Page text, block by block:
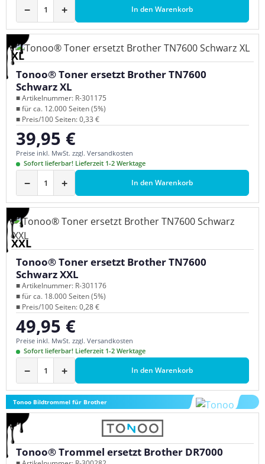
− + In den Warenkorb
XL
Tonoo® Toner ersetzt Brother TN7600
Schwarz XL
■ Artikelnummer: R-301175
■ für ca. 12.000 Seiten (5%)
■ Preis/100 Seiten: 0,33 €
Regulärer Preis:
39,95 €
Preise inkl. MwSt. zzgl. Versandkosten
Sofort lieferbar! Lieferzeit 1-2 Werktage
− + In den Warenkorb
XXL
Tonoo® Toner ersetzt Brother TN7600
Schwarz XXL
■ Artikelnummer: R-301176
■ für ca. 18.000 Seiten (5%)
■ Preis/100 Seiten: 0,28 €
Regulärer Preis:
49,95 €
Preise inkl. MwSt. zzgl. Versandkosten
Sofort lieferbar! Lieferzeit 1-2 Werktage
− + In den Warenkorb
Tonoo Bildtrommel für Brother
Tonoo® Trommel ersetzt Brother DR7000